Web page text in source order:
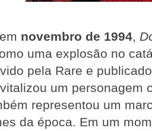
novembro de 1994,
uma explosão no
pela Rare e
um personagem
representou um
da época. Em um